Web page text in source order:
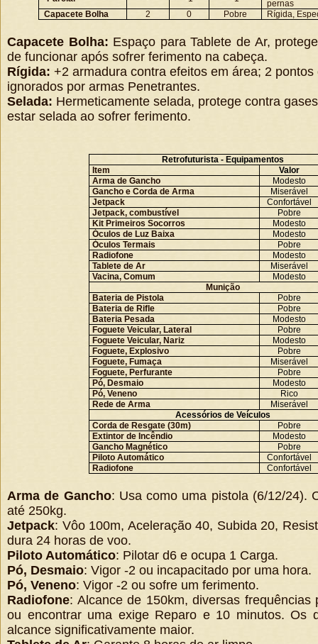
pernas
Capacete Bolha
2 0 Pobre Rígida,
Capacete Bolha: Espaço para Tablete de Ar,
de funcionar após sofrer ferimento na cabeça.
Rígida: +2 armadura contra efeitos em área; 2 pontos
ignorados por armas Penetrantes.
Selada: Hermeticamente selada, protege contra
estar selada ao sofrer ferimento.
Retrofuturista - Equipamentos
Item
Valor
Arma de Gancho
Modesto
Gancho e Corda de Arma
Miserável
Jetpack
Confortável
Jetpack, combustível
Pobre
Kit Primeiros Socorros
Modesto
Óculos de Luz Baixa
Modesto
Óculos Termais
Pobre
Radiofone
Modesto
Tablete de Ar
Miserável
Vacina, Comum
Modesto
Munição
Bateria de Pistola
Pobre
Bateria de Rifle
Pobre
Bateria Pesada
Modesto
Foguete Veicular, Lateral
Pobre
Foguete Veicular, Nariz
Modesto
Foguete, Explosivo
Pobre
Foguete, Fumaça
Miserável
Foguete, Perfurante
Pobre
Pó, Desmaio
Modesto
Pó, Veneno
Rico
Rede de Arma
Miserável
Acessórios de Veículos
Corda de Resgate (30m)
Pobre
Extintor de Incêndio
Modesto
Gancho Magnético
Pobre
Piloto Automático
Confortável
Radiofone
Confortável
Arma de Gancho: Usa como uma pistola (6/12/24).
até 250kg.
Jetpack: Vôo 100m, Aceleração 40, Subida 20,
dura 24 horas de voo.
Piloto Automático: Pilotar d6 e ocupa 1 Carga.
Pó, Desmaio: Vigor -2 ou incapacitado por uma hora.
Pó, Veneno: Vigor -2 ou sofre um ferimento.
Radiofone: Alcance de 150km, diversas frequências
ou encontrar uma exige Reparo e 10 minutos. Os
alcance significativamente maior.